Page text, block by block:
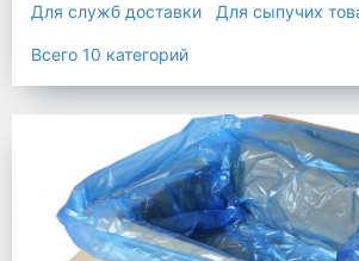
Для служб доставки
Для сыпучих
Промышленная упаковка
Прочая полиэтиленовая упаковка
Всего 10 категорий